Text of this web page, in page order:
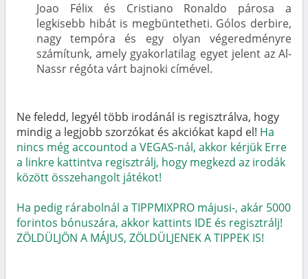
Joao Félix és Cristiano Ronaldo párosa a
legkisebb hibát is megbüntetheti. Gólos derbire,
nagy tempóra és egy olyan végeredményre
számítunk, amely gyakorlatilag egyet jelent az Al-
Nassr régóta várt bajnoki címével.
Ne feledd, legyél több irodánál is regisztrálva, hogy
mindig a legjobb szorzókat és akciókat kapd el! Ha
nincs még accountod a VEGAS-nál, akkor kérjük Erre
a linkre kattintva regisztrálj, hogy megkezd az irodák
között összehangolt játékot!
Ha pedig rárabolnál a TIPPMIXPRO májusi-, akár 5000
forintos bónuszára, akkor kattints IDE és regisztrálj!
ZÖLDÜLJÖN A MÁJUS, ZÖLDÜLJENEK A TIPPEK IS!